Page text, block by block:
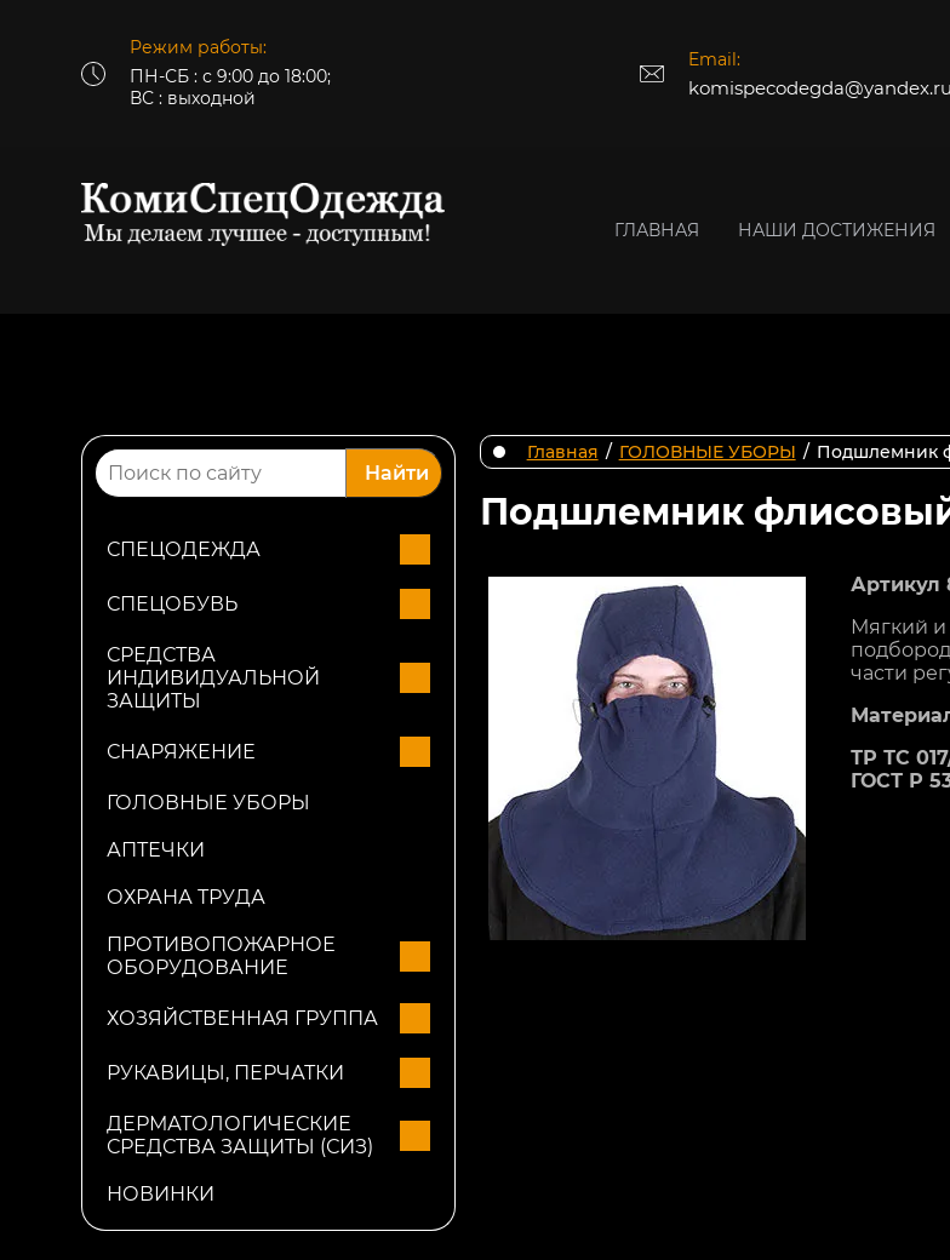
Режим работы:
ПН-СБ : с 9:00 до 18:00;
ВС : выходной
Email:
komispecodegda@yandex.ru
ГЛАВНАЯ НАШИ ДОСТИЖЕНИЯ
Найти
СПЕЦОДЕЖДА
СПЕЦОБУВЬ
СРЕДСТВА
ИНДИВИДУАЛЬНОЙ
ЗАЩИТЫ
СНАРЯЖЕНИЕ
ГОЛОВНЫЕ УБОРЫ
АПТЕЧКИ
ОХРАНА ТРУДА
ПРОТИВОПОЖАРНОЕ
ОБОРУДОВАНИЕ
ХОЗЯЙСТВЕННАЯ ГРУППА
РУКАВИЦЫ, ПЕРЧАТКИ
ДЕРМАТОЛОГИЧЕСКИЕ
СРЕДСТВА ЗАЩИТЫ (СИЗ)
НОВИНКИ
Главная / ГОЛОВНЫЕ УБОРЫ / Подшлемник
Подшлемник
Артикул
Мягкий
части
ТР ТС
ГОСТ Р